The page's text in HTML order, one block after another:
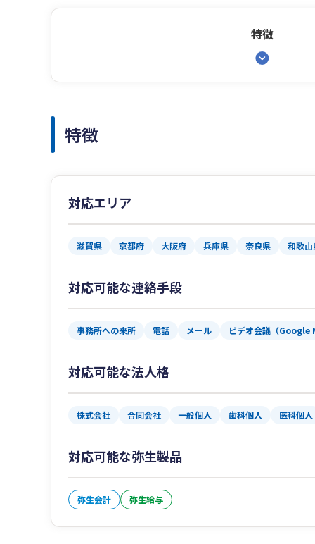
特徴
特徴
対応エリア
滋賀県 京都府 大阪府 兵庫県 奈良県 和歌山
対応可能な連絡手段
事務所への来所 電話 メール ビデオ会議（
対応可能な法人格
株式会社 合同会社 一般個人 歯科個人 医科個人
対応可能な弥生製品
弥生会計 弥生給与